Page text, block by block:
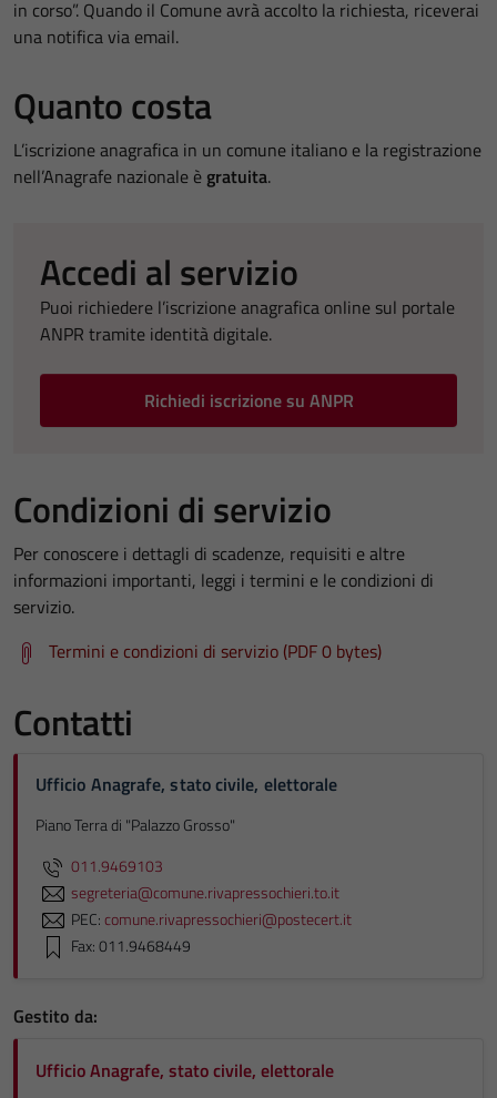
in corso”. Quando il Comune avrà accolto la richiesta, riceverai
una notifica via email.
Quanto costa
L’iscrizione anagrafica in un comune italiano e la registrazione
nell’Anagrafe nazionale è gratuita.
Accedi al servizio
Puoi richiedere l’iscrizione anagrafica online sul portale
ANPR tramite identità digitale.
Richiedi iscrizione su ANPR
Condizioni di servizio
Per conoscere i dettagli di scadenze, requisiti e altre
informazioni importanti, leggi i termini e le condizioni di
servizio.
Termini e condizioni di servizio (PDF 0 bytes)
Contatti
Ufficio Anagrafe, stato civile, elettorale
Piano Terra di "Palazzo Grosso"
011.9469103
segreteria@comune.rivapressochieri.to.it
PEC:comune.rivapressochieri@postecert.it
Fax: 011.9468449
Gestito da:
Ufficio Anagrafe, stato civile, elettorale